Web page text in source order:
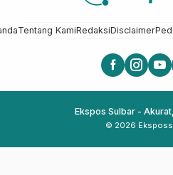
Tentang KamiRedaksiDisclaimer
Ekspos Sulbar -
© 2026